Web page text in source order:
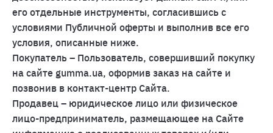
его отдельные инструменты, согласившись с
условиями Публичной оферты и выполнив все его
условия, описанные ниже.
Покупатель – Пользователь, совершивший покупку
на сайте gumma.ua, оформив заказ на сайте и
позвонив в контакт-центр Сайта.
Продавец – юридическое лицо или физическое
лицо-предприниматель, размещающее на Сайте